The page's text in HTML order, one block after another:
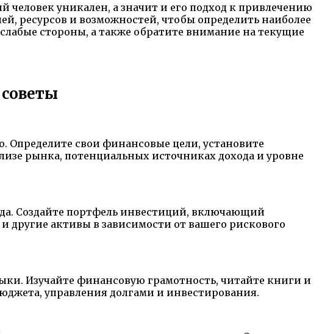
человек уникален, а значит и его подход к привлечению
ресурсов и возможностей, чтобы определить наиболее
стороны, а также обратите внимание на текущие
Определите свои финансовые цели, установите
рынка, потенциальных источниках дохода и уровне
Создайте портфель инвестиций, включающий
активы в зависимости от вашего рискового
Изучайте финансовую грамотность, читайте книги и
управления долгами и инвестирования.